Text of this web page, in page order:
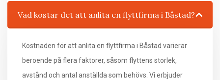
Vad kostar det att anlita en flyttfirma i Båstad?
Kostnaden för att anlita en flyttfirma i Båstad varierar
beroende på flera faktorer, såsom flyttens storlek,
avstånd och antal anställda som behövs. Vi erbjuder